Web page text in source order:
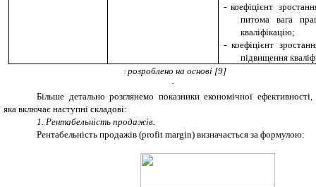
- коефіцієнт
питома вага
кваліфікацію;
- коефіцієнт
підвищення
· розроблено на основі [9]
·
Більше детально розглянемо показники економічної ефективності,
яка включає наступні складові:
1. Рентабельність продажів.
Рентабельність продажів (profit margin) визначається за формулою: